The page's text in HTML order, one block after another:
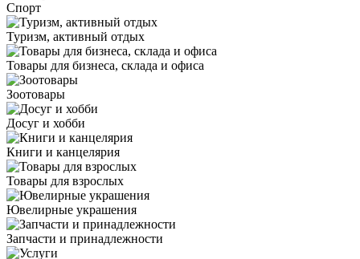
Спорт
Туризм, активный отдых
Товары для бизнеса, склада и офиса
Зоотовары
Досуг и хобби
Книги и канцелярия
Товары для взрослых
Ювелирные украшения
Запчасти и принадлежности